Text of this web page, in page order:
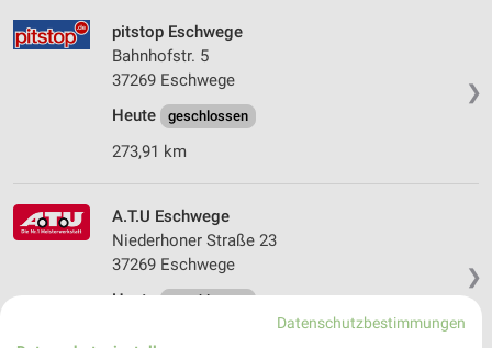
❯
pitstop Eschwege
Bahnhofstr. 5
37269 Eschwege
Heute
geschlossen
273,91 km
❯
A.T.U Eschwege
Niederhoner Straße 23
37269 Eschwege
Heute geschlossen
Datenschutzbestimmungen